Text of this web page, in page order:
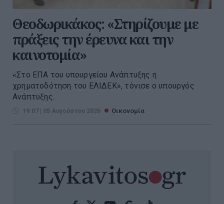
Θεοδωρικάκος: «Στηρίζουμε με
πράξεις την έρευνα και την
καινοτομία»
«Στο ΕΠΑ του υπουργείου Ανάπτυξης η
χρηματοδότηση του ΕΛΙΔΕΚ», τόνισε ο υπουργός
Ανάπτυξης.
19:07 | 05 Αυγούστου 2026 Οικονομία